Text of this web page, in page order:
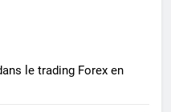
le trading Forex en